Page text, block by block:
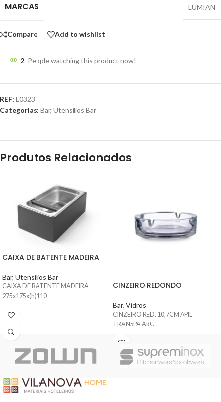
MARCAS LUMIAN
Compare Add to wishlist
2 People watching this product now!
REF: L0323
Categorias: Bar, Utensílios Bar
Produtos Relacionados
CAIXA DE BATENTE MADEIRA
Bar, Utensílios Bar
CAIXA DE BATENTE MADEIRA -
275x175x(h)110
CINZEIRO REDONDO
Bar, Vidros
CINZEIRO RED. 10,7CM APIL
TRANSPA ARC